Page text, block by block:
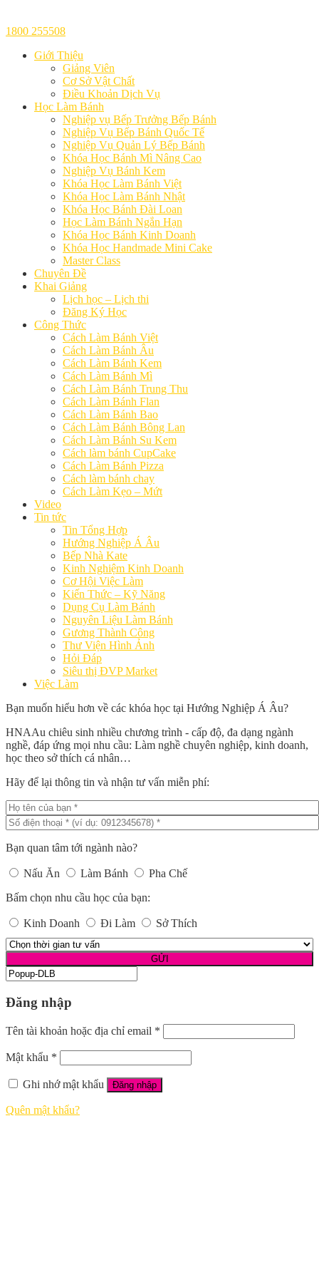
1800 255508
Giới Thiệu
Giảng Viên
Cơ Sở Vật Chất
Điều Khoản Dịch Vụ
Học Làm Bánh
Nghiệp vụ Bếp Trưởng Bếp Bánh
Nghiệp Vụ Bếp Bánh Quốc Tế
Nghiệp Vụ Quản Lý Bếp Bánh
Khóa Học Bánh Mì Nâng Cao
Nghiệp Vụ Bánh Kem
Khóa Học Làm Bánh Việt
Khóa Học Làm Bánh Nhật
Khóa Học Bánh Đài Loan
Học Làm Bánh Ngắn Hạn
Khóa Học Bánh Kinh Doanh
Khóa Học Handmade Mini Cake
Master Class
Chuyên Đề
Khai Giảng
Lịch học – Lịch thi
Đăng Ký Học
Công Thức
Cách Làm Bánh Việt
Cách Làm Bánh Âu
Cách Làm Bánh Kem
Cách Làm Bánh Mì
Cách Làm Bánh Trung Thu
Cách Làm Bánh Flan
Cách Làm Bánh Bao
Cách Làm Bánh Bông Lan
Cách Làm Bánh Su Kem
Cách làm bánh CupCake
Cách Làm Bánh Pizza
Cách làm bánh chay
Cách Làm Kẹo – Mứt
Video
Tin tức
Tin Tổng Hợp
Hướng Nghiệp Á Âu
Bếp Nhà Kate
Kinh Nghiệm Kinh Doanh
Cơ Hội Việc Làm
Kiến Thức – Kỹ Năng
Dụng Cụ Làm Bánh
Nguyên Liệu Làm Bánh
Gương Thành Công
Thư Viện Hình Ảnh
Hỏi Đáp
Siêu thị ĐVP Market
Việc Làm
Bạn muốn hiểu hơn về các khóa học tại Hướng Nghiệp Á Âu?
HNAAu chiêu sinh nhiều chương trình - cấp độ, đa dạng ngành
nghề, đáp ứng mọi nhu cầu: Làm nghề chuyên nghiệp, kinh doanh,
học theo sở thích cá nhân…
Hãy để lại thông tin và nhận tư vấn miễn phí:
Bạn quan tâm tới ngành nào?
Nấu Ăn Làm Bánh
Pha Chế
Bấm chọn nhu cầu học của bạn:
Kinh Doanh Đi Làm Sở Thích
Đăng nhập
Tên tài khoản hoặc địa chỉ email *
Mật khẩu *
Ghi nhớ mật khẩu Đăng nhập
Quên mật khẩu?